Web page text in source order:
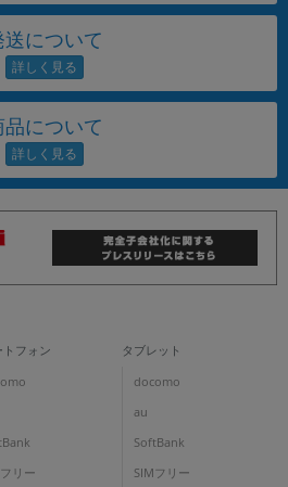
送について
品について
トフォン
リー
タブレット
docomo
au
SoftBank
SIMフリー